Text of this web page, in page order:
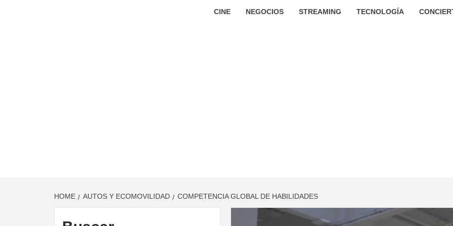
CINE NEGOCIOS STREAMING TECNOLOGÍA
HOME AUTOS Y ECOMOVILIDAD COMPETENCIA GLOBAL DE HABILIDADES